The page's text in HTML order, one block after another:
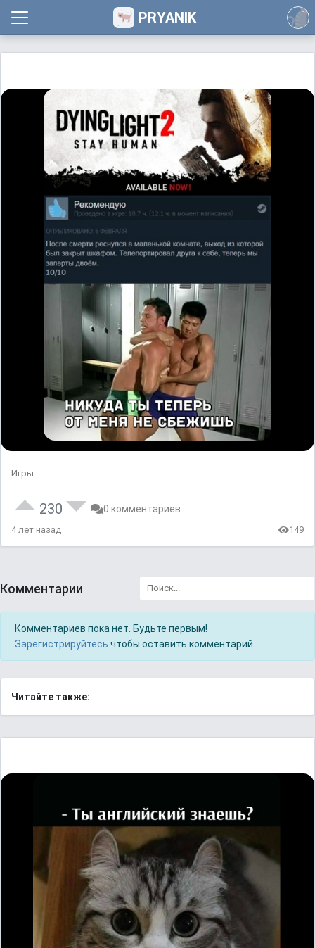
PRYANIK
Игры
230 0 комментариев
4 лет назад 149
Комментарии
Комментариев пока нет. Будьте первым!
Зарегистрируйтесь чтобы оставить комментарий.
Читайте также: